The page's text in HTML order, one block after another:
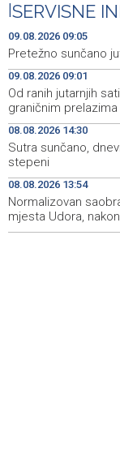
10:16
Ballian:
drveća sve topliji
FBiH nema
uništenom mesu,
10:03
Marija
zatvorila 'Dane
09:28
Kušljugić:
za očuvanje
09:27
U jami
rudara
SERVISNE
09.08.2026 09:05
Pretežno sunčano
09.08.2026 09:01
Od ranih jutarnjih
graničnim prelazima
08.08.2026 14:30
Sutra sunčano,
stepeni
08.08.2026 13:54
Normalizovan
mjesta Udora,